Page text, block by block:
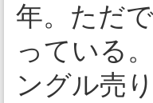
年。ただ
っている
ングル売